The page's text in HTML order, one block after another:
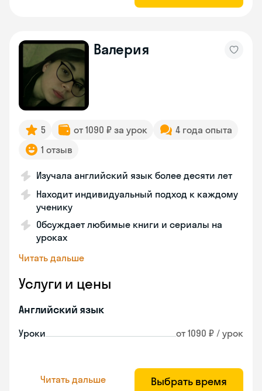
Валерия
5 от 1090 ₽ за урок
4 года опыта
1 отзыв
Изучала английский язык более десяти лет
Находит индивидуальный подход к каждому
ученику
Обсуждает любимые книги и сериалы на
уроках
Читать дальше
Услуги и цены
Английский язык
Уроки от 1090 ₽ / урок
Читать дальше Выбрать время